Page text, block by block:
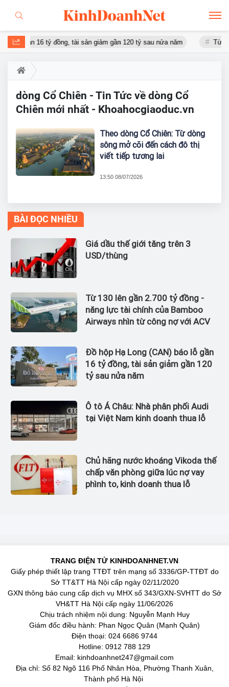
lỗ gần 16 tỷ đồng, tài sản giảm gần 120 tỷ sau nửa năm Từ
dòng Cổ Chiên - Tin Tức về dòng Cổ
Chiên mới nhất - Khoahocgiaoduc.vn
Theo dòng Cổ Chiên: Từ dòng
sông mở cõi đến cách đô thị
viết tiếp tương lai
13:50 08/07/2026
BÀI ĐỌC NHIỀU
Giá dầu thế giới tăng trên 3
USD/thùng
Từ 130 lên gần 2.700 tỷ đồng -
năng lực tài chính của Bamboo
Airways nhìn từ công nợ với ACV
Đồ hộp Hạ Long (CAN) báo lỗ gần
16 tỷ đồng, tài sản giảm gần 120
tỷ sau nửa năm
Ô tô Á Châu: Nhà phân phối Audi
tại Việt Nam kinh doanh thua lỗ
Chủ hãng nước khoáng Vikoda thế
chấp văn phòng giữa lúc nợ vay
phình to, kinh doanh thua lỗ
TRANG ĐIỆN TỬ KINHDOANHNET.VN
Giấy phép thiết lập trang TTĐT trên mạng số 3336/GP-TTĐT do
Sở TT&TT Hà Nội cấp ngày 02/11/2020
GXN thông báo cung cấp dịch vụ MHX số 343/GXN-SVHTT do Sở
VH&TT Hà Nội cấp ngày 11/06/2026
Chịu trách nhiệm nội dung: Nguyễn Mạnh Huy
Giám đốc điều hành: Phan Ngọc Quân (Mạnh Quân)
Điện thoại: 024 6686 9744
Hotline: 0912 788 129
Email: kinhdoanhnet247@gmail.com
Địa chỉ: Số 82 Ngõ 116 Phố Nhân Hòa, Phường Thanh Xuân,
Thành phố Hà Nội